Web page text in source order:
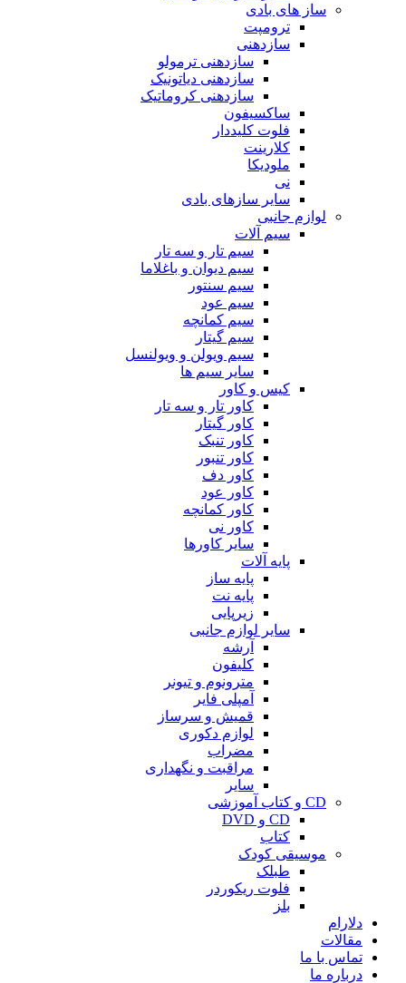
ساز های بادی
ترومپت
سازدهنی
سازدهنی ترمولو
سازدهنی دیاتونیک
سازدهنی کروماتیک
ساکسیفون
فلوت کلیددار
کلارینت
ملودیکا
نی
سایر سازهای بادی
لوازم جانبی
سیم آلات
سیم تار و سه تار
سیم دیوان و باغلاما
سیم سنتور
سیم عود
سیم کمانچه
سیم گیتار
سیم ویولن و ویولنسل
سایر سیم ها
کیس و کاور
کاور تار و سه تار
کاور گیتار
کاور تنبک
کاور تنبور
کاور دف
کاور عود
کاور کمانچه
کاور نی
سایر کاورها
پایه آلات
پایه ساز
پایه نت
زیرپایی
سایر لوازم جانبی
آرشه
کلیفون
مترونوم و تیونر
آمپلی فایر
قمیش و سرساز
لوازم دکوری
مضراب
مراقبت و نگهداری
سایر
CD و کتاب آموزشی
CD و DVD
کتاب
موسیقی کودک
طبلک
فلوت ریکوردر
بلز
دلارام
مقالات
تماس با ما
درباره ما